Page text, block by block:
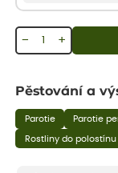
+
−
Pěstování a
Parotie Parotie
Rostliny do polostínu